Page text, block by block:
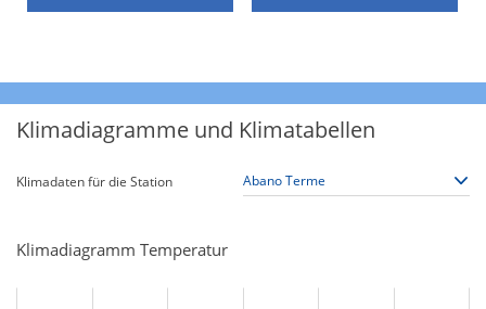
Klimadiagramme und Klimatabellen
Klimadaten für die Station
Klimadiagramm Temperatur